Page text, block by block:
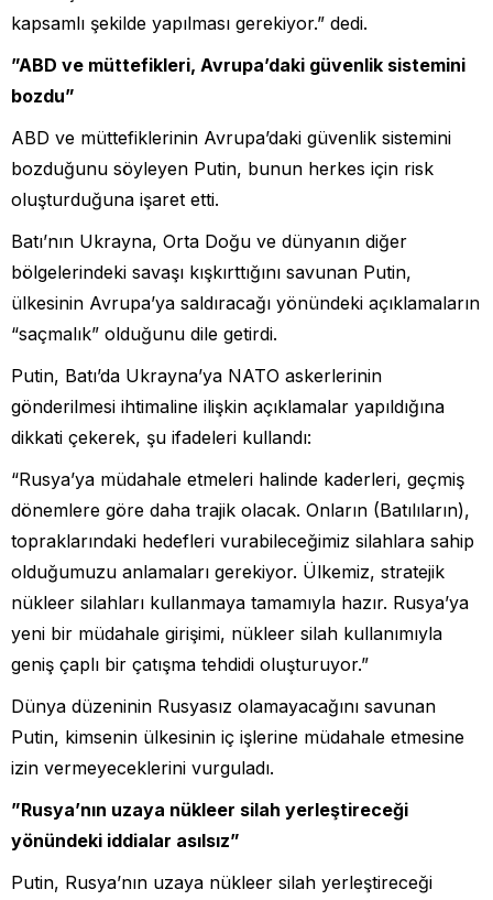
kapsamlı şekilde yapılması gerekiyor.” dedi.
⁠”ABD ve müttefikleri, Avrupa’daki güvenlik sistemini
bozdu”
ABD ve müttefiklerinin Avrupa’daki güvenlik sistemini
bozduğunu söyleyen Putin, bunun herkes için risk
oluşturduğuna işaret etti.
Batı’nın Ukrayna, Orta Doğu ve dünyanın diğer
bölgelerindeki savaşı kışkırttığını savunan Putin,
ülkesinin Avrupa’ya saldıracağı yönündeki açıklamaların
“saçmalık” olduğunu dile getirdi.
Putin, Batı’da Ukrayna’ya NATO askerlerinin
gönderilmesi ihtimaline ilişkin açıklamalar yapıldığına
dikkati çekerek, şu ifadeleri kullandı:
“Rusya’ya müdahale etmeleri halinde kaderleri, geçmiş
dönemlere göre daha trajik olacak. Onların (Batılıların),
topraklarındaki hedefleri vurabileceğimiz silahlara sahip
olduğumuzu anlamaları gerekiyor. Ülkemiz, stratejik
nükleer silahları kullanmaya tamamıyla hazır. Rusya’ya
yeni bir müdahale girişimi, nükleer silah kullanımıyla
geniş çaplı bir çatışma tehdidi oluşturuyor.”
Dünya düzeninin Rusyasız olamayacağını savunan
Putin, kimsenin ülkesinin iç işlerine müdahale etmesine
izin vermeyeceklerini vurguladı.
⁠”Rusya’nın uzaya nükleer silah yerleştireceği
yönündeki iddialar asılsız”
Putin, Rusya’nın uzaya nükleer silah yerleştireceği